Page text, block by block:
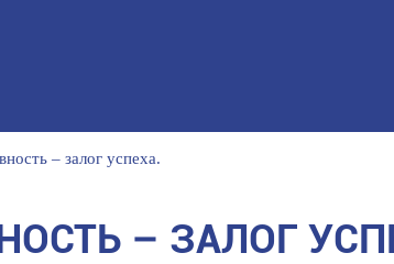
– залог успеха.
– ЗАЛОГ